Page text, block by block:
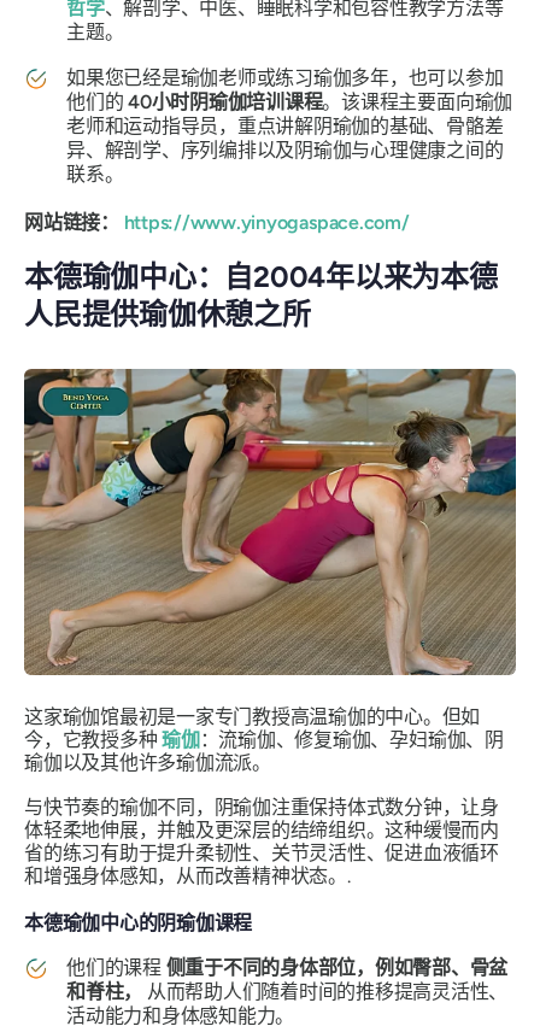
哲学、解剖学、中医、睡眠科学和包容性教学方法等
主题。
如果您已经是瑜伽老师或练习瑜伽多年，也可以参加
他们的40小时阴瑜伽培训课程。该课程主要面向瑜伽
老师和运动指导员，重点讲解阴瑜伽的基础、骨骼差
异、解剖学、序列编排以及阴瑜伽与心理健康之间的
联系。
网站链接： https://www.yinyogaspace.com/
本德瑜伽中心：自2004年以来为本德
人民提供瑜伽休憩之所
这家瑜伽馆最初是一家专门教授高温瑜伽的中心。但如
今，它教授多种瑜伽 ：流瑜伽、修复瑜伽、孕妇瑜伽、阴
瑜伽以及其他许多瑜伽流派。
与快节奏的瑜伽不同，阴瑜伽注重保持体式数分钟，让身
体轻柔地伸展，并触及更深层的结缔组织。这种缓慢而内
省的练习有助于提升柔韧性、关节灵活性、促进血液循环
和增强身体感知，从而改善精神状态。.
本德瑜伽中心的阴瑜伽课程
他们的课程 侧重于不同的身体部位，例如臀部、骨盆
和脊柱， 从而帮助人们随着时间的推移提高灵活性、
活动能力和身体感知能力。